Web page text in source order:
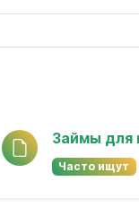
Займы для
Часто ищут